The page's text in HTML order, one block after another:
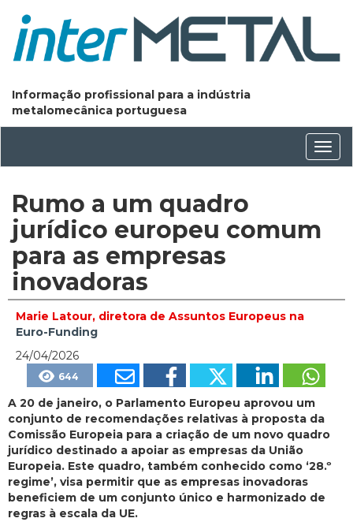
Informação profissional para a indústria
metalomecânica portuguesa
Rumo a um quadro
jurídico europeu comum
para as empresas
inovadoras
Marie Latour, diretora de Assuntos Europeus na
Euro-Funding
24/04/2026
644
A 20 de janeiro, o Parlamento Europeu aprovou um
conjunto de recomendações relativas à proposta da
Comissão Europeia para a criação de um novo quadro
jurídico destinado a apoiar as empresas da União
Europeia. Este quadro, também conhecido como ‘28.º
regime’, visa permitir que as empresas inovadoras
beneficiem de um conjunto único e harmonizado de
regras à escala da UE.